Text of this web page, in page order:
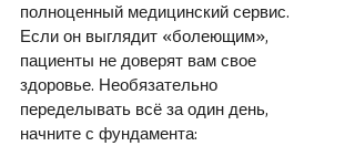
полноценный медицинский сервис.
Если он выглядит «болеющим»,
пациенты не доверят вам свое
здоровье. Необязательно
переделывать всё за один день,
начните с фундамента: